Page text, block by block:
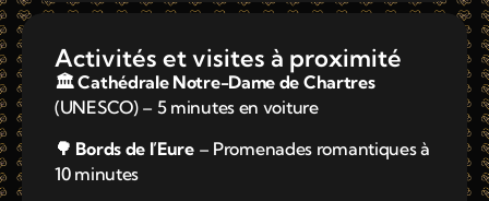
Activités et visites à proximité
🏛️ Cathédrale Notre-Dame de Chartres
(UNESCO) – 5 minutes en voiture
🌳 Bords de l’Eure– Promenades romantiques à
10 minutes